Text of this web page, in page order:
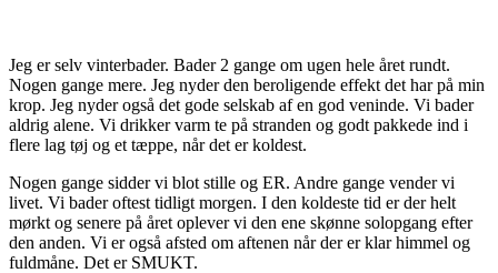
Jeg er selv vinterbader. Bader 2 gange om ugen hele året rundt.
Nogen gange mere. Jeg nyder den beroligende effekt det har på min
krop. Jeg nyder også det gode selskab af en god veninde. Vi bader
aldrig alene. Vi drikker varm te på stranden og godt pakkede ind i
flere lag tøj og et tæppe, når det er koldest.
Nogen gange sidder vi blot stille og ER. Andre gange vender vi
livet. Vi bader oftest tidligt morgen. I den koldeste tid er der helt
mørkt og senere på året oplever vi den ene skønne solopgang efter
den anden. Vi er også afsted om aftenen når der er klar himmel og
fuldmåne. Det er SMUKT.